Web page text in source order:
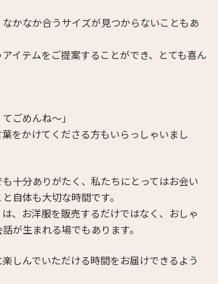
かなか合うサイズが見つからないこともあ
イテムをご提案することができ、とても喜ん
ごめんね～」
をかけてくださる方もいらっしゃいまし
十分ありがたく、私たちにとってはお会い
自体も大切な時間です。
は、お洋服を販売するだけではなく、おしゃ
が生まれる場でもあります。
しんでいただける時間をお届けできるよう